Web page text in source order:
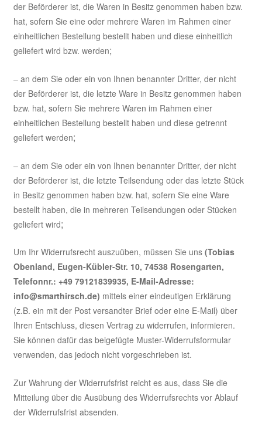
der Beförderer ist, die Waren in Besitz genommen haben bzw.
hat, sofern Sie eine oder mehrere Waren im Rahmen einer
einheitlichen Bestellung bestellt haben und diese einheitlich
geliefert wird bzw. werden;
– an dem Sie oder ein von Ihnen benannter Dritter, der nicht
der Beförderer ist, die letzte Ware in Besitz genommen haben
bzw. hat, sofern Sie mehrere Waren im Rahmen einer
einheitlichen Bestellung bestellt haben und diese getrennt
geliefert werden;
– an dem Sie oder ein von Ihnen benannter Dritter, der nicht
der Beförderer ist, die letzte Teilsendung oder das letzte Stück
in Besitz genommen haben bzw. hat, sofern Sie eine Ware
bestellt haben, die in mehreren Teilsendungen oder Stücken
geliefert wird;
Um Ihr Widerrufsrecht auszuüben, müssen Sie uns (Tobias
Obenland, Eugen-Kübler-Str. 10, 74538 Rosengarten,
Telefonnr.: +49 79121839935, E-Mail-Adresse:
info@smarthirsch.de) mittels einer eindeutigen Erklärung
(z.B. ein mit der Post versandter Brief oder eine E-Mail) über
Ihren Entschluss, diesen Vertrag zu widerrufen, informieren.
Sie können dafür das beigefügte Muster-Widerrufsformular
verwenden, das jedoch nicht vorgeschrieben ist.
Zur Wahrung der Widerrufsfrist reicht es aus, dass Sie die
Mitteilung über die Ausübung des Widerrufsrechts vor Ablauf
der Widerrufsfrist absenden.